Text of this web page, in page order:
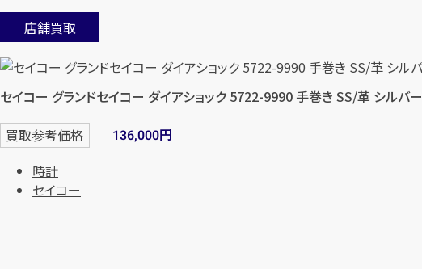
店舗買取
セイコー グランドセイコー ダイアショック 5722-9990 手巻き SS/革 シルバー
買取参考価格 136,000円
時計
セイコー